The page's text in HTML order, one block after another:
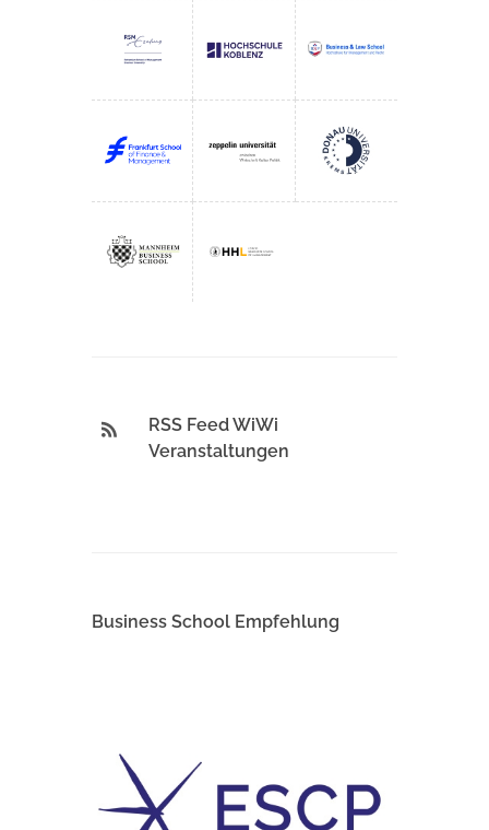
RSS Feed WiWi
Veranstaltungen
Business School Empfehlung